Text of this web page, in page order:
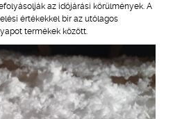
az időjárási körülmények. A
értékekkel bír az utólagos
termékek között.